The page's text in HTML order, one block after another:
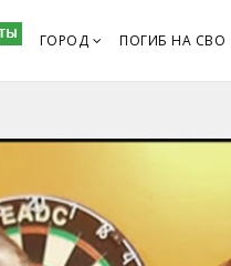
ГОРОД ПОГИБ НА СВО